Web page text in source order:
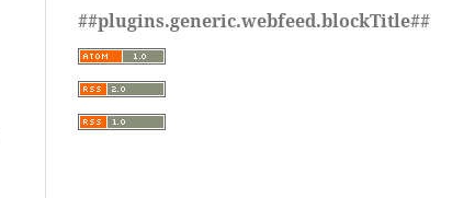
##plugins.generic.webfeed.blockTitle##